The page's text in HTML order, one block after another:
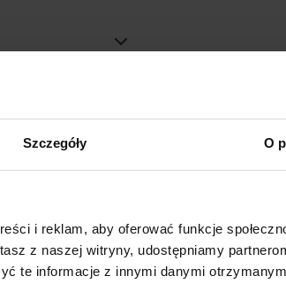
Szczegóły O
i reklam, aby oferować funkcje
z naszej witryny, udostępniamy
te informacje z innymi danymi